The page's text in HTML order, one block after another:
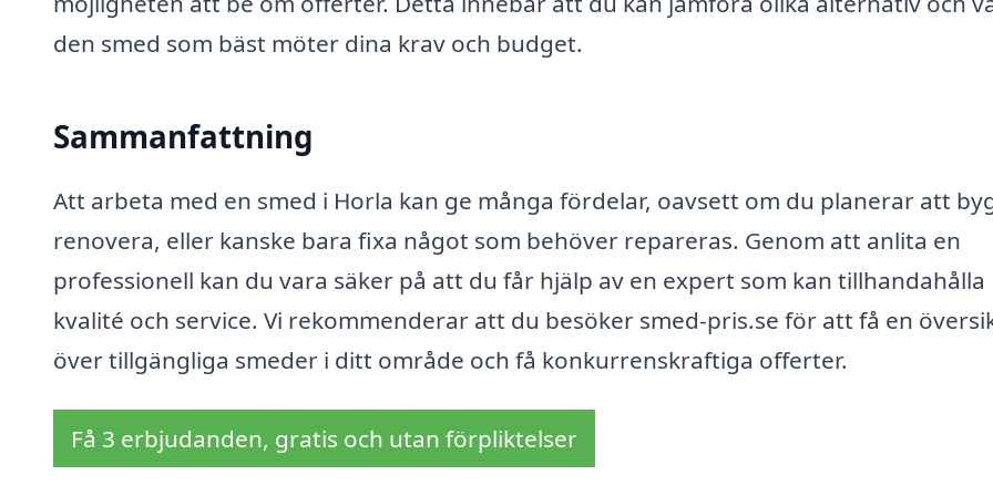
den smed som bäst möter dina krav och budget.
Sammanfattning
Att arbeta med en smed i Horla kan ge många fördelar, oavsett om du planerar att
renovera, eller kanske bara fixa något som behöver repareras. Genom att anlita en
professionell kan du vara säker på att du får hjälp av en expert som kan tillhandahålla
kvalité och service. Vi rekommenderar att du besöker smed-pris.se för att få en
över tillgängliga smeder i ditt område och få konkurrenskraftiga offerter.
Få 3 erbjudanden, gratis och utan förpliktelser